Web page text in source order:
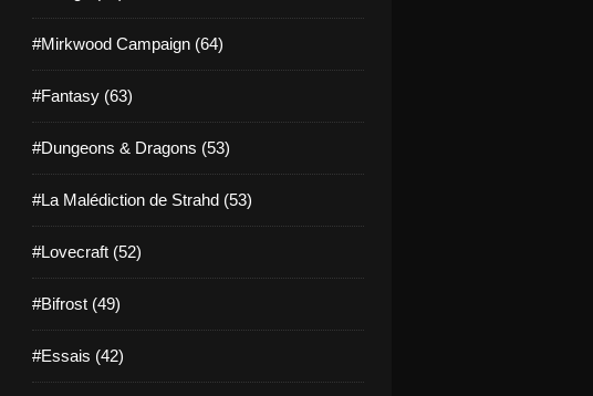
#Mirkwood Campaign (64)
#Fantasy (63)
#Dungeons & Dragons (53)
#La Malédiction de Strahd (53)
#Lovecraft (52)
#Bifrost (49)
#Essais (42)